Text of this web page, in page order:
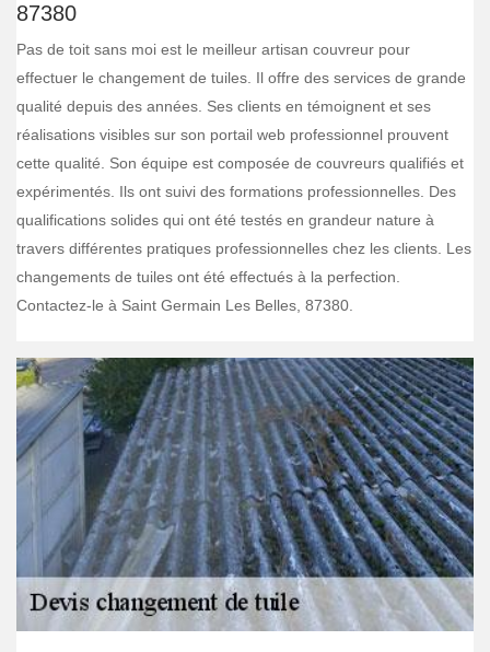
87380
Pas de toit sans moi est le meilleur artisan couvreur pour
effectuer le changement de tuiles. Il offre des services de grande
qualité depuis des années. Ses clients en témoignent et ses
réalisations visibles sur son portail web professionnel prouvent
cette qualité. Son équipe est composée de couvreurs qualifiés et
expérimentés. Ils ont suivi des formations professionnelles. Des
qualifications solides qui ont été testés en grandeur nature à
travers différentes pratiques professionnelles chez les clients. Les
changements de tuiles ont été effectués à la perfection.
Contactez-le à Saint Germain Les Belles, 87380.